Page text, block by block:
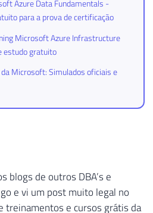
Azure Data Fundamentals -
para a prova de certificação
Microsoft Azure Infrastructure
estudo gratuito
Microsoft: Simulados oficiais e
blogs de outros DBA’s e
e vi um post muito legal no
treinamentos e cursos grátis da